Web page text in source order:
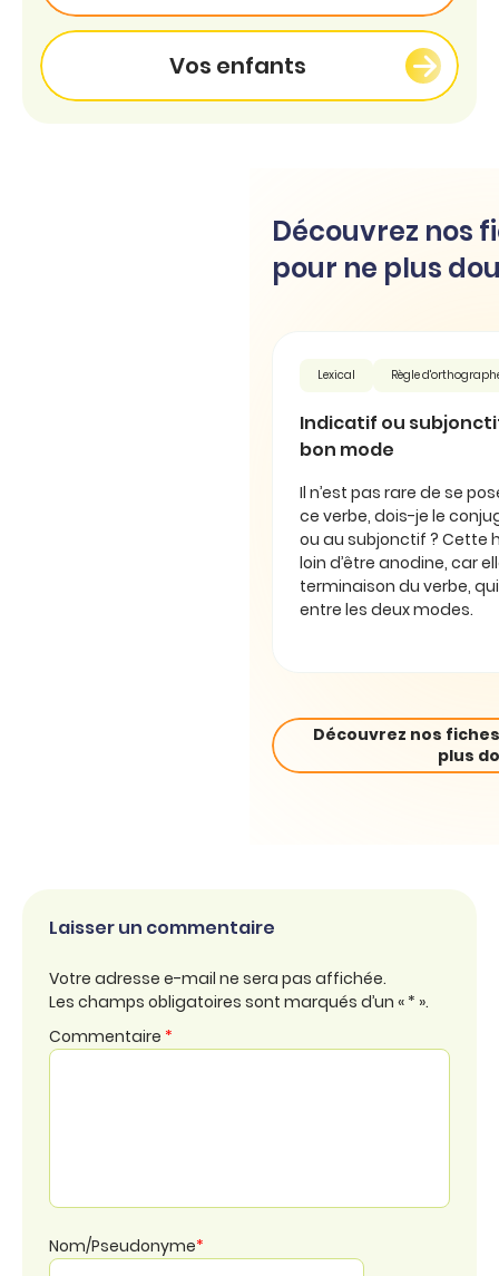
Vos enfants
Découvrez nos
pour ne plus
Lexical Règle
Indicatif ou
bon mode
Il n’est pas rare de se
ce verbe, dois-je le
ou au subjonctif ? Cette
loin d’être anodine, car
terminaison du verbe,
entre les deux modes.
Découvrez nos
plus
Laisser un commentaire
Votre adresse e-mail ne sera pas affichée.
Les champs obligatoires sont marqués d’un « * ».
Commentaire *
Nom/Pseudonyme*